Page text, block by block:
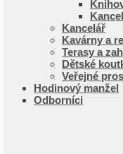
Kancelář
Kavárny a
Terasy a
Dětské
Veřejné
Hodinový manžel
Odborníci